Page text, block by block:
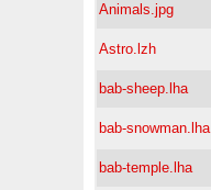
Animals.jpg
Astro.lzh
bab-sheep.lha
bab-snowman.lha
bab-temple.lha